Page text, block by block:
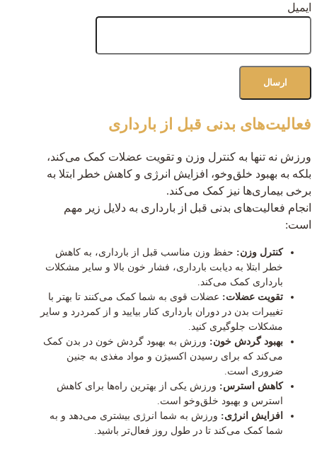
ایمیل
فعالیت‌های بدنی قبل از بارداری
ورزش نه تنها به کنترل وزن و تقویت عضلات کمک می‌کند،
بلکه به بهبود خلق‌و‌خو، افزایش انرژی و کاهش خطر ابتلا به
برخی بیماری‌ها نیز کمک می‌کند.
انجام فعالیت‌های بدنی قبل از بارداری به دلایل زیر مهم
است:
کنترل وزن: حفظ وزن مناسب قبل از بارداری، به کاهش
خطر ابتلا به دیابت بارداری، فشار خون بالا و سایر مشکلات
بارداری کمک می‌کند.
تقویت عضلات: عضلات قوی به شما کمک می‌کنند تا بهتر با
تغییرات بدن در دوران بارداری کنار بیایید و از کمردرد و سایر
مشکلات جلوگیری کنید.
بهبود گردش خون: ورزش به بهبود گردش خون در بدن کمک
می‌کند که برای رسیدن اکسیژن و مواد مغذی به جنین
ضروری است.
کاهش استرس: ورزش یکی از بهترین راه‌ها برای کاهش
استرس و بهبود خلق‌و‌خو است.
افزایش انرژی: ورزش به شما انرژی بیشتری می‌دهد و به
شما کمک می‌کند تا در طول روز فعال‌تر باشید.